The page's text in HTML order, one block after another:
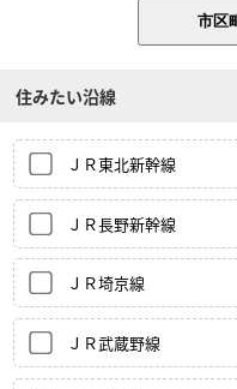
住みたい沿線
ＪＲ東北新幹線
ＪＲ長野新幹線
ＪＲ埼京線
ＪＲ武蔵野線